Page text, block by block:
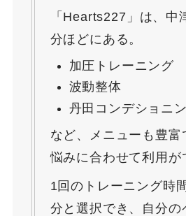
「Hearts227」は、中
分ほどにある。
加圧トレーニング
波動整体
丹田コンデショニ
など、メニューも豊
悩みに合わせて利用が
1回のトレーニング時
分と選択でき、自分の